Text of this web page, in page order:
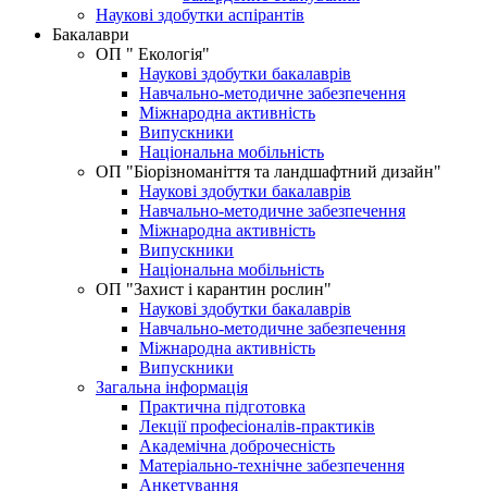
Наукові здобутки аспірантів
Бакалаври
ОП " Екологія"
Наукові здобутки бакалаврів
Навчально-методичне забезпечення
Міжнародна активність
Випускники
Національна мобільність
ОП "Біорізноманіття та ландшафтний дизайн"
Наукові здобутки бакалаврів
Навчально-методичне забезпечення
Міжнародна активність
Випускники
Національна мобільність
OП "Захист і карантин рослин"
Наукові здобутки бакалаврів
Навчально-методичне забезпечення
Міжнародна активність
Випускники
Загальна інформація
Практична підготовка
Лекції професіоналів-практиків
Академічна доброчесність
Матеріально-технічне забезпечення
Анкетування